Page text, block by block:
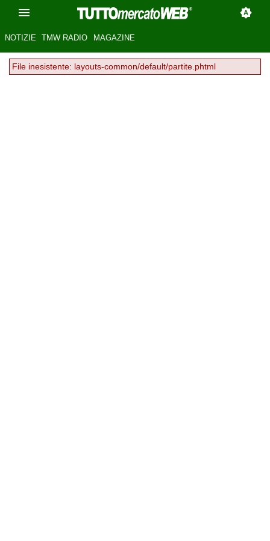
NOTIZIE TMW RADIO MAGAZINE
File inesistente: layouts-common/default/partite.phtml